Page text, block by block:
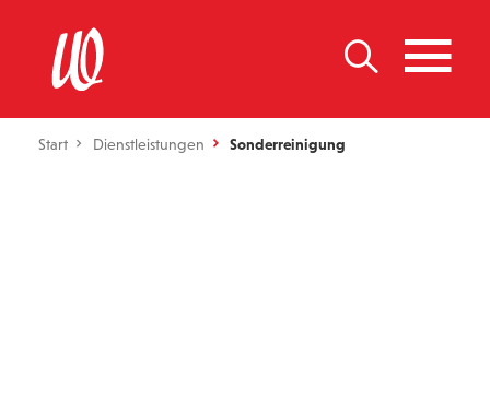
Start Dienstleistungen Sonderreinigung